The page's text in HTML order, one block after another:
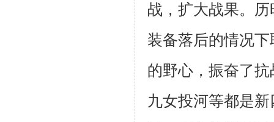
战，扩大战果。
装备落后的情况
的野心，振奋了
九女投河等都是